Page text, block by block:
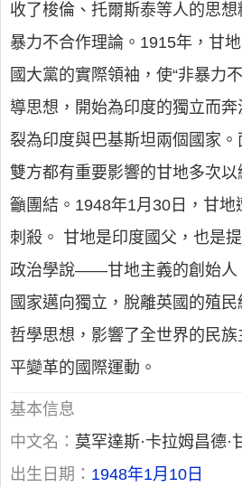
收了梭倫、托爾斯泰等人的思
暴力不合作理論。1915年，甘
國大黨的實際領袖，使“非暴力
導思想，開始為印度的獨立而奔
裂為印度與巴基斯坦兩個國家
雙方都有重要影響的甘地多次
籲團結。1948年1月30日，甘
刺殺。 甘地是印度國父，也是
政治學說——甘地主義的創始人
國家邁向獨立，脫離英國的殖民
哲學思想，影響了全世界的民
平變革的國際運動。
基本信息
中文名： 莫罕達斯·卡拉姆昌德·
出生日期： 1948年1月10日